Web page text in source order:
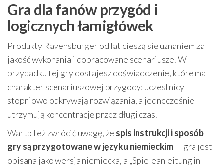
Gra dla fanów przygód i
logicznych łamigłówek
Produkty Ravensburger od lat cieszą się uznaniem za
jakość wykonania i dopracowane scenariusze. W
przypadku tej gry dostajesz doświadczenie, które ma
charakter scenariuszowej przygody: uczestnicy
stopniowo odkrywają rozwiązania, a jednocześnie
utrzymują koncentrację przez długi czas.
Warto też zwrócić uwagę, że spis instrukcji i sposób
gry są przygotowane w języku niemieckim— gra jest
opisana jako wersja niemiecka, a „Spieleanleitung in